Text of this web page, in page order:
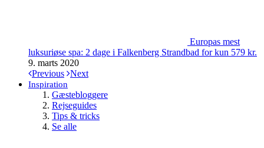
Europas mest
luksuriøse spa: 2 dage i Falkenberg Strandbad for kun 579 kr.
9. marts 2020
Previous Next
Inspiration
Gæstebloggere
Rejseguides
Tips & tricks
Se alle